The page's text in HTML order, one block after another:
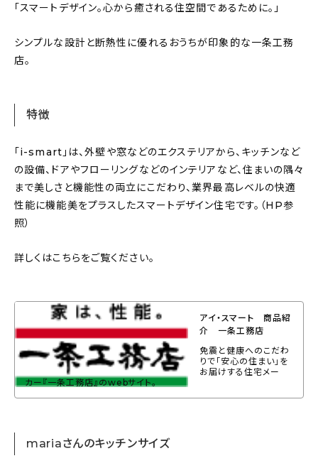
「スマートデザイン。心から癒される住空間であるために。」
シンプルな設計と断熱性に優れるおうちが印象的な一条工務
店。
特徴
「i-smart」は、外壁や窓などのエクステリアから、キッチンなど
の設備、ドアやフローリングなどのインテリアなど、住まいの隅々
まで美しさと機能性の両立にこだわり、業界最高レベルの快適
性能に機能美をプラスしたスマートデザイン住宅です。（HP参
照）
詳しくはこちらをご覧ください。
アイ・スマート 商品紹
介 一条工務店
免震と健康へのこだわ
りで「安心の住まい」を
お届けする住宅メー
カー『一条工務店』のwebサイト。
mariaさんのキッチンサイズ